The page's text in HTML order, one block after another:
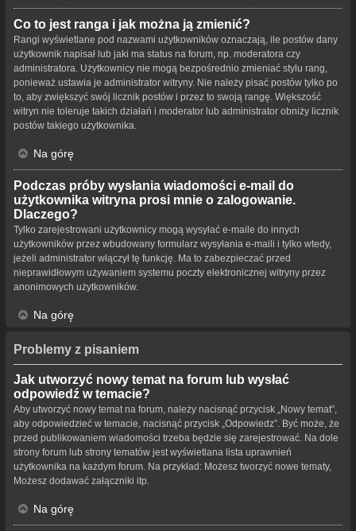
Co to jest ranga i jak można ją zmienić?
Rangi wyświetlane pod nazwami użytkowników oznaczają, ile postów dany
użytkownik napisał lub jaki ma status na forum, np. moderatora czy
administratora. Użytkownicy nie mogą bezpośrednio zmieniać stylu rang,
ponieważ ustawia je administrator witryny. Nie należy pisać postów tylko po
to, aby zwiększyć swój licznik postów i przez to swoją rangę. Większość
witryn nie toleruje takich działań i moderator lub administrator obniży licznik
postów takiego użytkownika.
Na górę
Podczas próby wysłania wiadomości e-mail do
użytkownika witryna prosi mnie o zalogowanie.
Dlaczego?
Tylko zarejestrowani użytkownicy mogą wysyłać e-maile do innych
użytkowników przez wbudowany formularz wysyłania e-maili i tylko wtedy,
jeżeli administrator włączył tę funkcję. Ma to zabezpieczać przed
nieprawidłowym używaniem systemu poczty elektronicznej witryny przez
anonimowych użytkowników.
Na górę
Problemy z pisaniem
Jak utworzyć nowy temat na forum lub wysłać
odpowiedź w temacie?
Aby utworzyć nowy temat na forum, należy nacisnąć przycisk „Nowy temat”,
aby odpowiedzieć w temacie, nacisnąć przycisk „Odpowiedz”. Być może, że
przed publikowaniem wiadomości trzeba będzie się zarejestrować. Na dole
strony forum lub strony tematów jest wyświetlana lista uprawnień
użytkownika na każdym forum. Na przykład: Możesz tworzyć nowe tematy,
Możesz dodawać załączniki itp.
Na górę